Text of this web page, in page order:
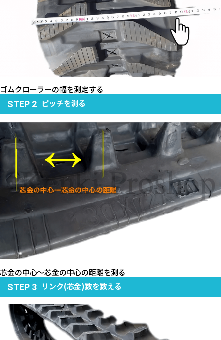
ゴムクローラーの幅を測定する
STEP 2 ピッチを測る
芯金の中心～芯金の中心の距離を測る
STEP 3
リンク(芯金)数を数える